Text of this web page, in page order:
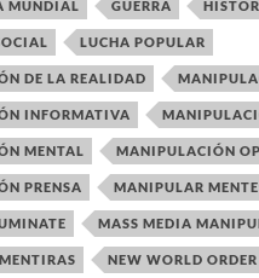
MUNDIAL GUERRA
LUCHA POPULAR
DE LA REALIDAD
INFORMATIVA
MENTAL MANIPULACIÓN
PRENSA MANIPULAR
MASS MEDIA
NEW WORLD ORDER